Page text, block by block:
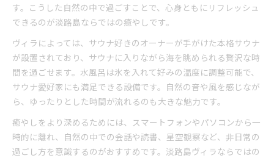
す。こうした自然の中で過ごすことで、心身ともにリフレッシュ
できるのが淡路島ならではの癒やしです。
ヴィラによっては、サウナ好きのオーナーが手がけた本格サウナ
が設置されており、サウナに入りながら海を眺められる贅沢な時
間を過ごせます。水風呂は氷を入れて好みの温度に調整可能で、
サウナ愛好家にも満足できる設備です。自然の音や風を感じなが
ら、ゆったりとした時間が流れるのも大きな魅力です。
癒やしをより深めるためには、スマートフォンやパソコンから一
時的に離れ、自然の中での会話や読書、星空観察など、非日常の
過ごし方を意識するのがおすすめです。淡路島ヴィラならではの